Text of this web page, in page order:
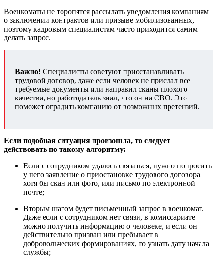
Военкоматы не торопятся рассылать уведомления компаниям
о заключении контрактов или призыве мобилизованных,
поэтому кадровым специалистам часто приходится самим
делать запрос.
Важно! Специалисты советуют приостанавливать
трудовой договор, даже если человек не прислал все
требуемые документы или направил сканы плохого
качества, но работодатель знал, что он на СВО. Это
поможет оградить компанию от возможных претензий.
Если подобная ситуация произошла, то следует
действовать по такому алгоритму:
Если с сотрудником удалось связаться, нужно попросить
у него заявление о приостановке трудового договора,
хотя бы скан или фото, или письмо по электронной
почте;
Вторым шагом будет письменный запрос в военкомат.
Даже если с сотрудником нет связи, в комиссариате
можно получить информацию о человеке, и если он
действительно призван или пребывает в
добровольческих формированиях, то узнать дату начала
службы;